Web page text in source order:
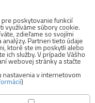
poskytovanie funkcií
využíváme súbory cookie.
zdieľame so svojími
Partneri tieto údaje
ktoré ste im poskytli alebo
ich služby. V prípade Vášho
webovej stránky a stačte
nastavenia v internetovom
)